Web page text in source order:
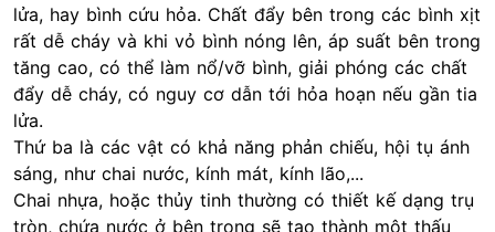
lửa, hay bình cứu hỏa. Chất đẩy bên trong các bình xịt
rất dễ cháy và khi vỏ bình nóng lên, áp suất bên trong
tăng cao, có thể làm nổ/vỡ bình, giải phóng các chất
đẩy dễ cháy, có nguy cơ dẫn tới hỏa hoạn nếu gần tia
lửa.
Thứ ba là các vật có khả năng phản chiếu, hội tụ ánh
sáng, như chai nước, kính mát, kính lão,...
Chai nhựa, hoặc thủy tinh thường có thiết kế dạng trụ
tròn, chứa nước ở bên trong sẽ tạo thành một thấu